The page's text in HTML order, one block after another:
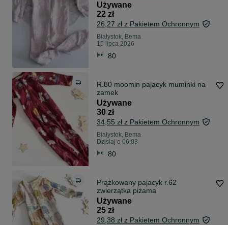
Używane
22 zł
26,27 zł z Pakietem Ochronnym
Białystok, Bema
15 lipca 2026
80
R.80 moomin pajacyk muminki na
zamek
Używane
30 zł
34,55 zł z Pakietem Ochronnym
Białystok, Bema
Dzisiaj o 06:03
80
Prążkowany pajacyk r.62
zwierzątka piżama
Używane
25 zł
29,38 zł z Pakietem Ochronnym